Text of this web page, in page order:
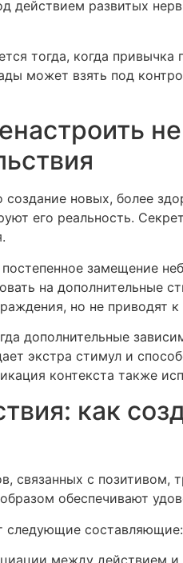
действием развитых
тогда, когда
может взять под
создание новых, более
его реальность.
замещение
на дополнительные
но не приводят к
дополнительные
экстра стимул и
контекста также
как
связанных с
обеспечивают
следующие составляющие: